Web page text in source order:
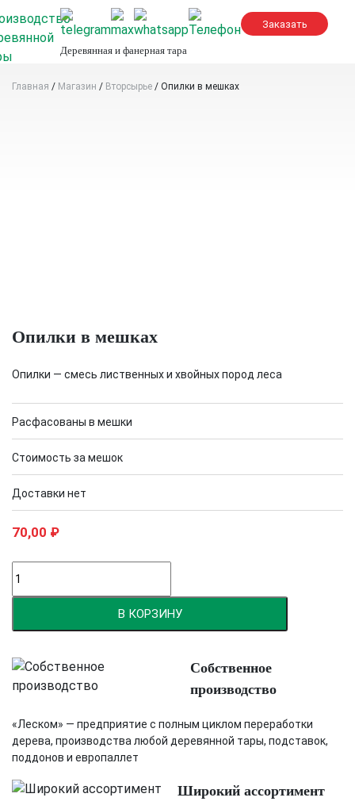
to
content
Деревянная и фанерная тара
Главная / Магазин / Вторсырье / Опилки в мешках
Опилки в мешках
Опилки — смесь лиственных и хвойных пород леса
Расфасованы в мешки
Стоимость за мешок
Доставки нет
70,00 ₽
товара
Опилки
мешках
В КОРЗИНУ
Собственное
производство
«Леском» — предприятие с полным циклом переработки
дерева, производства любой деревянной тары, подставок,
поддонов и европаллет
Широкий ассортимент